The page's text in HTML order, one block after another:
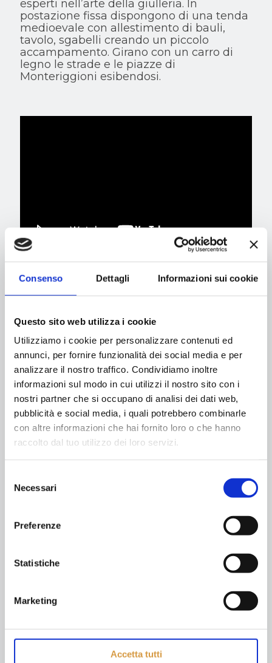
Consenso Dettagli Informazioni sui cookie
Questo sito web utilizza i cookie
Utilizziamo i cookie per personalizzare contenuti ed
annunci, per fornire funzionalità dei social media e per
analizzare il nostro traffico. Condividiamo inoltre
informazioni sul modo in cui utilizzi il nostro sito con i
nostri partner che si occupano di analisi dei dati web,
pubblicità e social media, i quali potrebbero combinarle
con altre informazioni che hai fornito loro o che hanno
raccolto dal tuo utilizzo dei loro servizi.
delNecessari
Preferenze
Statistiche
Marketing
Accetta tutti
esperti nell’arte della giulleria. In
postazione fissa dispongono di una tenda
medioevale con allestimento di bauli,
tavolo, sgabelli creando un piccolo
accampamento. Girano con un carro di
legno le strade e le piazze di
Monteriggioni esibendosi.
ACQUISTA ORA IL TUO BIGLIETTO
Related posts
Maggio 29, 2019
Les Danseuses de Sheherazade
Maggio 29, 2019
Giullari Ciarlatani
Read more